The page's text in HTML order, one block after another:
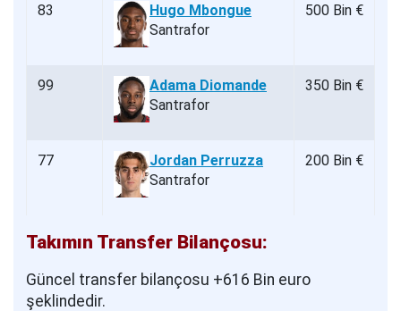
83
Hugo Mbongue
Santrafor
500 Bin €
99
Adama Diomande
Santrafor
350 Bin €
77
Jordan Perruzza
Santrafor
200 Bin €
Takımın Transfer Bilançosu:
Güncel transfer bilançosu +616 Bin euro
şeklindedir.